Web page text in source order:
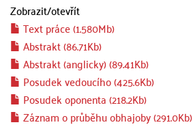
Zobrazit/otevřít
Text práce (1.580Mb)
Abstrakt (86.71Kb)
Abstrakt (anglicky) (89.41Kb)
Posudek vedoucího (425.6Kb)
Posudek oponenta (218.2Kb)
Záznam o průběhu obhajoby (291.0Kb)